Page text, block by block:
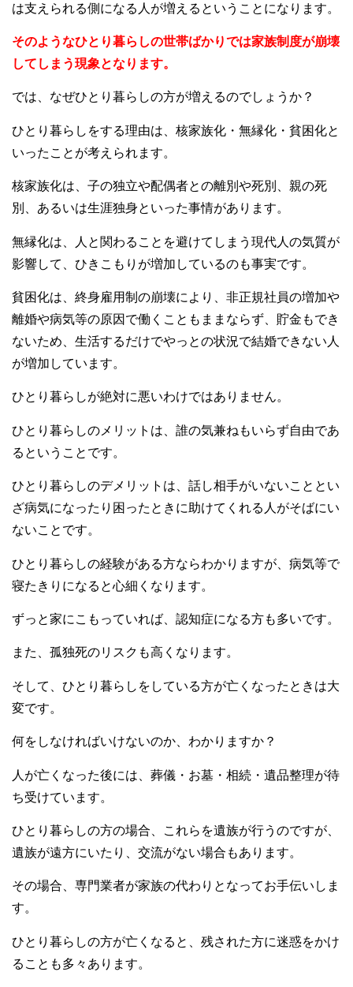
は支えられる側になる人が増えるということになります。
そのようなひとり暮らしの世帯ばかりでは家族制度が崩壊
してしまう現象となります。
では、なぜひとり暮らしの方が増えるのでしょうか？
ひとり暮らしをする理由は、核家族化・無縁化・貧困化と
いったことが考えられます。
核家族化は、子の独立や配偶者との離別や死別、親の死
別、あるいは生涯独身といった事情があります。
無縁化は、人と関わることを避けてしまう現代人の気質が
影響して、ひきこもりが増加しているのも事実です。
貧困化は、終身雇用制の崩壊により、非正規社員の増加や
離婚や病気等の原因で働くこともままならず、貯金もでき
ないため、生活するだけでやっとの状況で結婚できない人
が増加しています。
ひとり暮らしが絶対に悪いわけではありません。
ひとり暮らしのメリットは、誰の気兼ねもいらず自由であ
るということです。
ひとり暮らしのデメリットは、話し相手がいないこととい
ざ病気になったり困ったときに助けてくれる人がそばにい
ないことです。
ひとり暮らしの経験がある方ならわかりますが、病気等で
寝たきりになると心細くなります。
ずっと家にこもっていれば、認知症になる方も多いです。
また、孤独死のリスクも高くなります。
そして、ひとり暮らしをしている方が亡くなったときは大
変です。
何をしなければいけないのか、わかりますか？
人が亡くなった後には、葬儀・お墓・相続・遺品整理が待
ち受けています。
ひとり暮らしの方の場合、これらを遺族が行うのですが、
遺族が遠方にいたり、交流がない場合もあります。
その場合、専門業者が家族の代わりとなってお手伝いしま
す。
ひとり暮らしの方が亡くなると、残された方に迷惑をかけ
ることも多々あります。